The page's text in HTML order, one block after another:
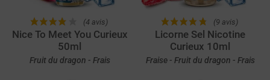
(4 avis)
Nice To Meet You Curieux
50ml
Fruit du dragon - Frais
(9 avis)
Licorne Sel Nicotine
Curieux 10ml
Fraise - Fruit du dragon - Frais